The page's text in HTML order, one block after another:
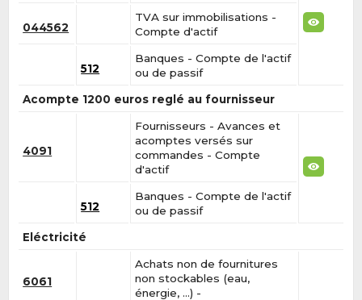
044562
TVA sur immobilisations -
Compte d'actif
512
Banques - Compte de l'actif
ou de passif
Acompte 1200 euros reglé au fournisseur
4091
Fournisseurs - Avances et
acomptes versés sur
commandes - Compte
d'actif
512
Banques - Compte de l'actif
ou de passif
Eléctricité
6061
Achats non de fournitures
non stockables (eau,
énergie, …) -